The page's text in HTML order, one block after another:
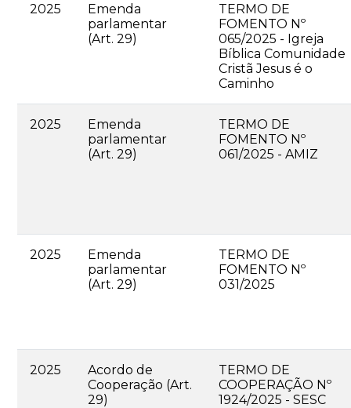
2025
Emenda
parlamentar
(Art. 29)
TERMO DE
FOMENTO Nº
065/2025 - Igreja
Bíblica Comunidade
Cristã Jesus é o
Caminho
2025
Emenda
parlamentar
(Art. 29)
TERMO DE
FOMENTO Nº
061/2025 - AMIZ
2025
Emenda
parlamentar
(Art. 29)
TERMO DE
FOMENTO Nº
031/2025
2025
Acordo de
Cooperação (Art.
29)
TERMO DE
COOPERAÇÃO Nº
1924/2025 - SESC